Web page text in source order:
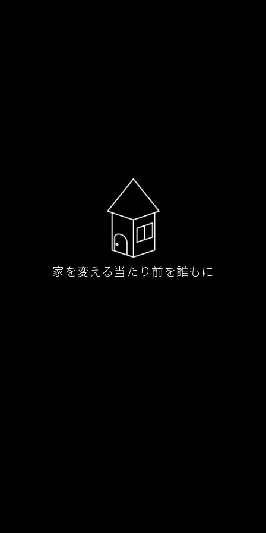
家を変える当たり前を誰もに